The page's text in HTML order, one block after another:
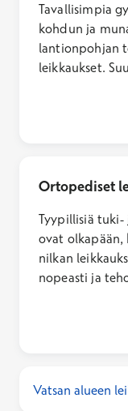
Tavallisimpia
kohdun ja
lantionpohjan
leikkaukset.
leikkauksista
pääset
leikkaukseen
Ortopediset
Tyypillisiä tuki-
ovat olkapään,
nilkan
nopeasti ja
Vatsan alueen